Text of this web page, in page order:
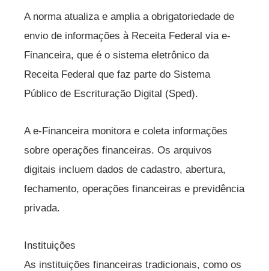
A norma atualiza e amplia a obrigatoriedade de
envio de informações à Receita Federal via e-
Financeira, que é o sistema eletrônico da
Receita Federal que faz parte do Sistema
Público de Escrituração Digital (Sped).
A e-Financeira monitora e coleta informações
sobre operações financeiras. Os arquivos
digitais incluem dados de cadastro, abertura,
fechamento, operações financeiras e previdência
privada.
Instituições
As instituições financeiras tradicionais, como os